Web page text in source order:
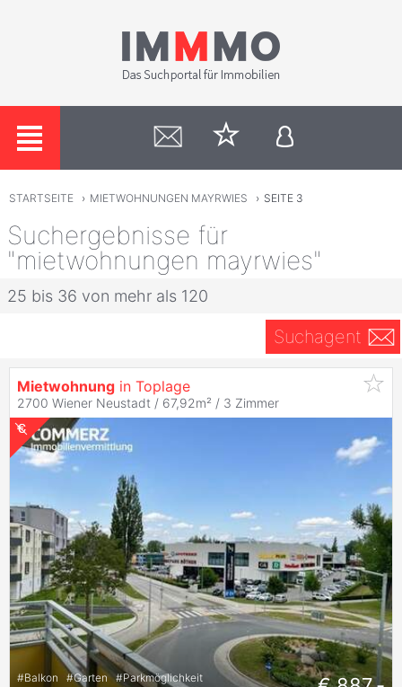
STARTSEITE › MIETWOHNUNGEN MAYRWIES › SEITE 3
Suchergebnisse für
"mietwohnungen mayrwies"
25 bis 36 von mehr als 120
Suchagent
Mietwohnung in Toplage
2700 Wiener Neustadt / 67,92m² / 3 Zimmer
#Balkon #Garten #Parkmöglichkeit